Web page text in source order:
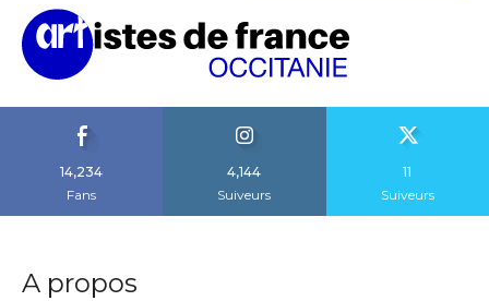
14,234
Fans
4,144
Suiveurs
11
Suiveurs
A propos